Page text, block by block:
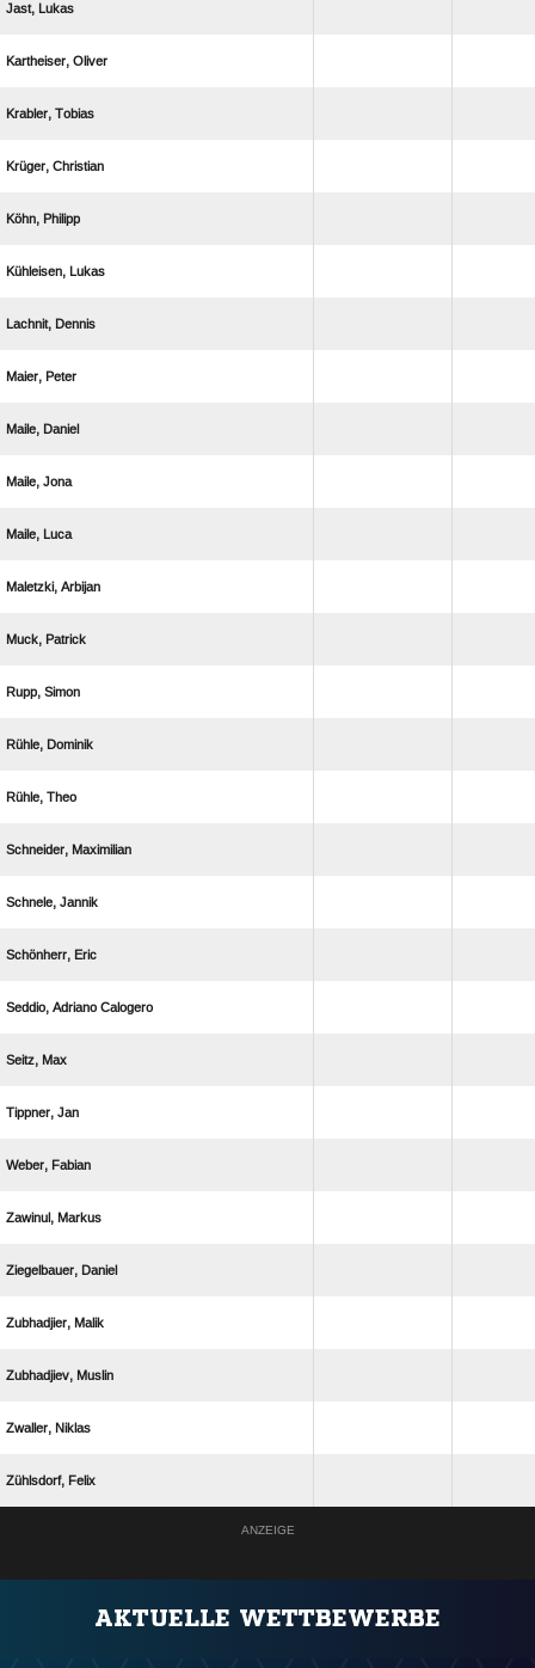
 
 
 
 
 
 
 
 
 
 
 
 
 
 
 
 
 
 
 
  
 
 
 
 
 
 
 
 
 
ANZEIGE
AKTUELLE WETTBEWERBE